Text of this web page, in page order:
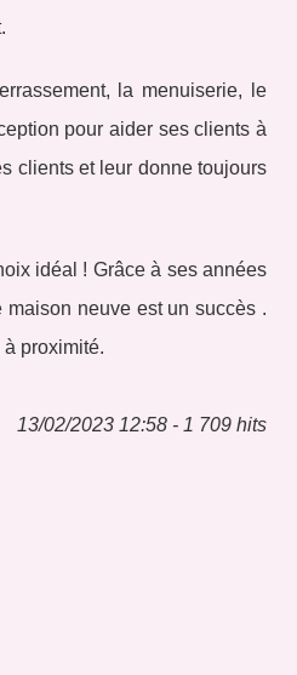
la menuiserie, le
pour aider ses clients à
clients et leur donne toujours
idéal ! Grâce à ses années
neuve est un succès .
proximité.
13/02/2023 12:58 - 1 709 hits